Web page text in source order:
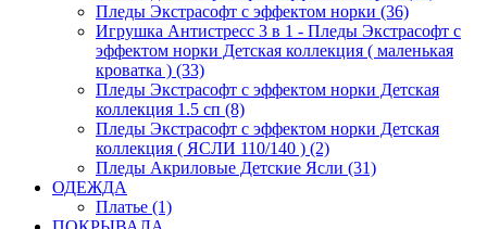
Пледы Экстрасофт с эффектом норки (36)
Игрушка Антистресс 3 в 1 - Пледы Экстрасофт с
эффектом норки Детская коллекция ( маленькая
кроватка ) (33)
Пледы Экстрасофт с эффектом норки Детская
коллекция 1.5 сп (8)
Пледы Экстрасофт с эффектом норки Детская
коллекция ( ЯСЛИ 110/140 ) (2)
Пледы Акриловые Детские Ясли (31)
ОДЕЖДА
Платье (1)